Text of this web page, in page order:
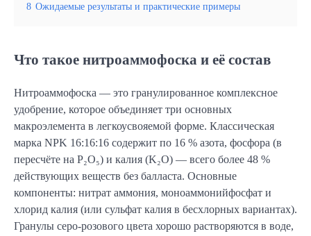
8 Ожидаемые результаты и практические примеры
Что такое нитроаммофоска и её состав
Нитроаммофоска — это гранулированное комплексное
удобрение, которое объединяет три основных
макроэлемента в легкоусвояемой форме. Классическая
марка NPK 16:16:16 содержит по 16 % азота, фосфора (в
пересчёте на P₂O₅) и калия (K₂O) — всего более 48 %
действующих веществ без балласта. Основные
компоненты: нитрат аммония, моноаммонийфосфат и
хлорид калия (или сульфат калия в бесхлорных вариантах).
Гранулы серо-розового цвета хорошо растворяются в воде,